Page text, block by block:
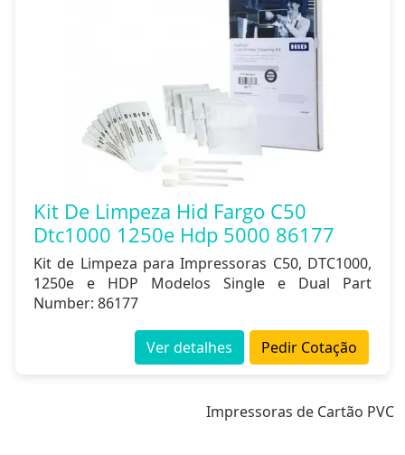
Kit De Limpeza Hid Fargo C50
Dtc1000 1250e Hdp 5000 86177
Kit de Limpeza para Impressoras C50, DTC1000,
1250e e HDP Modelos Single e Dual Part
Number: 86177
Pedir Cotação
Ver detalhes
Impressoras de Cartão PVC